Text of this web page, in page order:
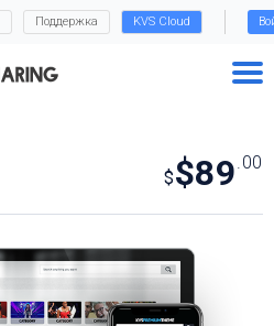
Поддержка KVS Cloud
$$89.00